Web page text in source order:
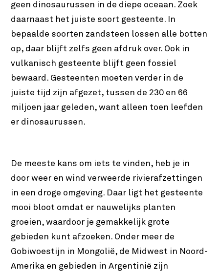
geen dinosaurussen in de diepe oceaan. Zoek
daarnaast het juiste soort gesteente. In
bepaalde soorten zandsteen lossen alle botten
op, daar blijft zelfs geen afdruk over. Ook in
vulkanisch gesteente blijft geen fossiel
bewaard. Gesteenten moeten verder in de
juiste tijd zijn afgezet, tussen de 230 en 66
miljoen jaar geleden, want alleen toen leefden
er dinosaurussen.
De meeste kans om iets te vinden, heb je in
door weer en wind verweerde rivierafzettingen
in een droge omgeving. Daar ligt het gesteente
mooi bloot omdat er nauwelijks planten
groeien, waardoor je gemakkelijk grote
gebieden kunt afzoeken. Onder meer de
Gobiwoestijn in Mongolië, de Midwest in Noord-
Amerika en gebieden in Argentinië zijn